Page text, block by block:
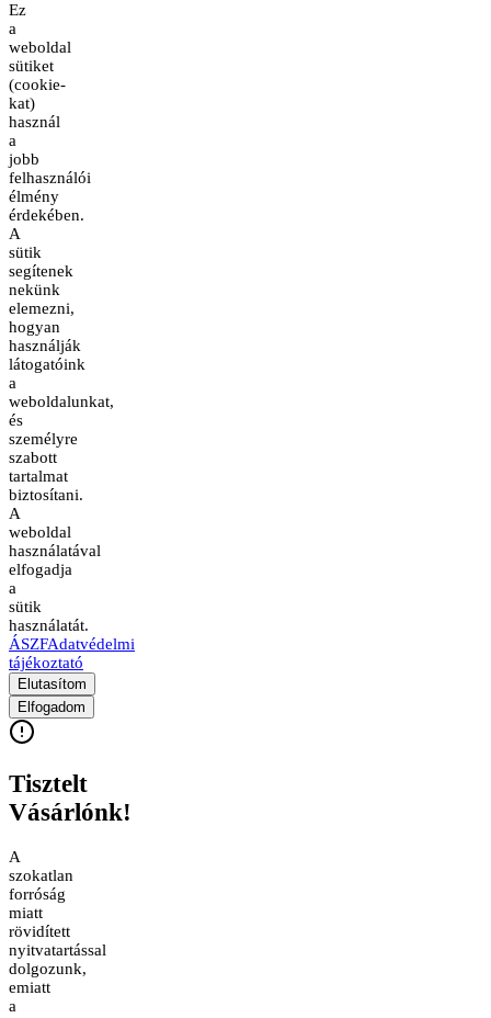
Ez
a
weboldal
sütiket
(cookie-
kat)
használ
a
jobb
felhasználói
élmény
érdekében.
A
sütik
segítenek
nekünk
elemezni,
hogyan
használják
látogatóink
a
weboldalunkat,
és
személyre
szabott
tartalmat
biztosítani.
A
weboldal
használatával
elfogadja
a
sütik
használatát.
ÁSZFAdatvédelmi
tájékoztató
Elutasítom
Elfogadom
Tisztelt
Vásárlónk!
A
szokatlan
forróság
miatt
rövidített
nyitvatartással
dolgozunk,
emiatt
a